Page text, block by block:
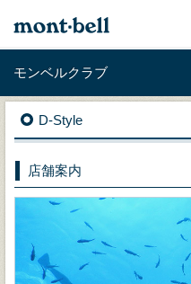
モンベルクラブ
D-Style
店舗案内